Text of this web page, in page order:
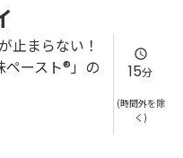
止まらない！
ースト®」の
15分
(時間外を除
く)